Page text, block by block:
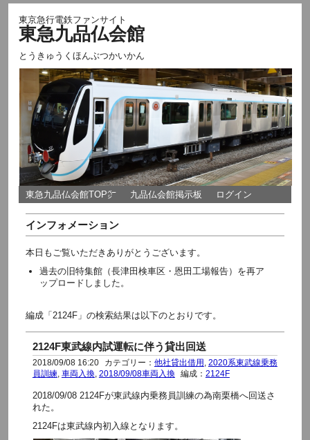
東京急行電鉄ファンサイト
東急九品仏会館
とうきゅうくほんぶつかいかん
東急九品仏会館TOP㌻ 九品仏会館掲示板 ログイン
インフォメーション
本日もご覧いただきありがとうございます。
過去の旧特集館（長津田検車区・恩田工場報告）を再ア
ップロードしました。
編成「2124F」の検索結果は以下のとおりです。
2124F東武線内試運転に伴う貸出回送
2018/09/08 16:20 カテゴリー： 他社貸出借用
2020系東武線乗務
員訓練 車両入換, 2018/09/08車両入換 編成： 2124F
2018/09/08 2124Fが東武線内乗務員訓練の為南栗橋へ回送さ
れた。
2124Fは東武線内初入線となります。